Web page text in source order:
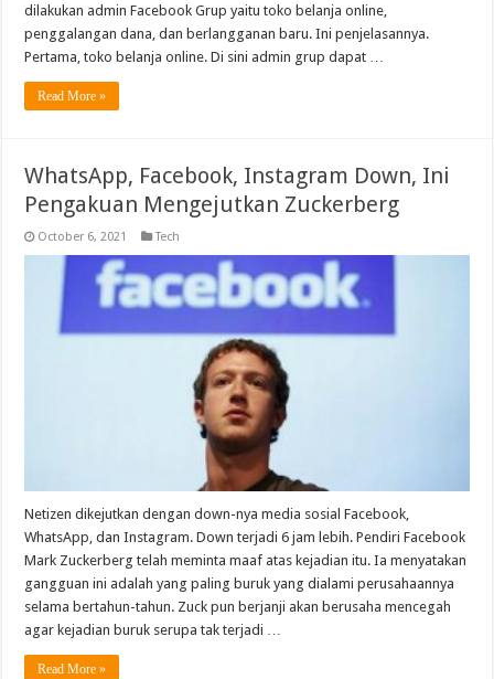
dilakukan admin Facebook Grup yaitu toko belanja online,
penggalangan dana, dan berlangganan baru. Ini penjelasannya.
Pertama, toko belanja online. Di sini admin grup dapat …
Read More »
WhatsApp, Facebook, Instagram Down, Ini
Pengakuan Mengejutkan Zuckerberg
October 6, 2021 Tech
Netizen dikejutkan dengan down-nya media sosial Facebook,
WhatsApp, dan Instagram. Down terjadi 6 jam lebih. Pendiri Facebook
Mark Zuckerberg telah meminta maaf atas kejadian itu. Ia menyatakan
gangguan ini adalah yang paling buruk yang dialami perusahaannya
selama bertahun-tahun. Zuck pun berjanji akan berusaha mencegah
agar kejadian buruk serupa tak terjadi …
Read More »